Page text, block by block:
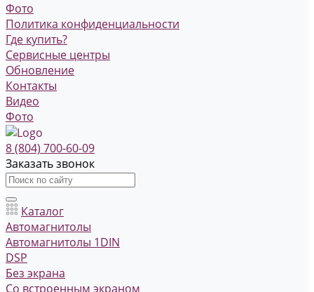
Фото
Политика конфиденциальности
Где купить?
Сервисные центры
Обновление
Контакты
Видео
Фото
8 (804) 700-60-09
Заказать звонок
Каталог
Автомагнитолы
Автомагнитолы 1DIN
DSP
Без экрана
Со встроенным экраном